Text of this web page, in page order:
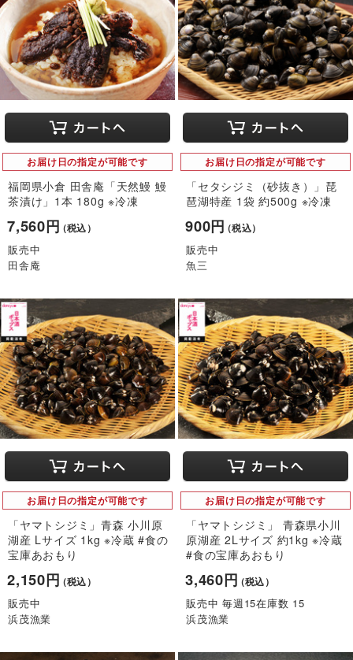
お届け日の指定が可能です
福岡県小倉 田舎庵「天然鰻 鰻
茶漬け」1本 180g ※冷凍
7,560円（税込）
販売中
田舎庵
お届け日の指定が可能です
「セタシジミ（砂抜き）」琵
琶湖特産 1袋 約500g ※冷凍
900円 （税込）
販売中
魚三
お届け日の指定が可能です
「ヤマトシジミ」青森 小川原
湖産 Lサイズ 1kg ※冷蔵 #食の
宝庫あおもり
2,150円（税込）
販売中
浜茂漁業
お届け日の指定が可能です
「ヤマトシジミ」 青森県小川
原湖産 2Lサイズ 約1kg ※冷蔵
#食の宝庫あおもり
3,460円（税込）
販売中 毎週15在庫数 15
浜茂漁業